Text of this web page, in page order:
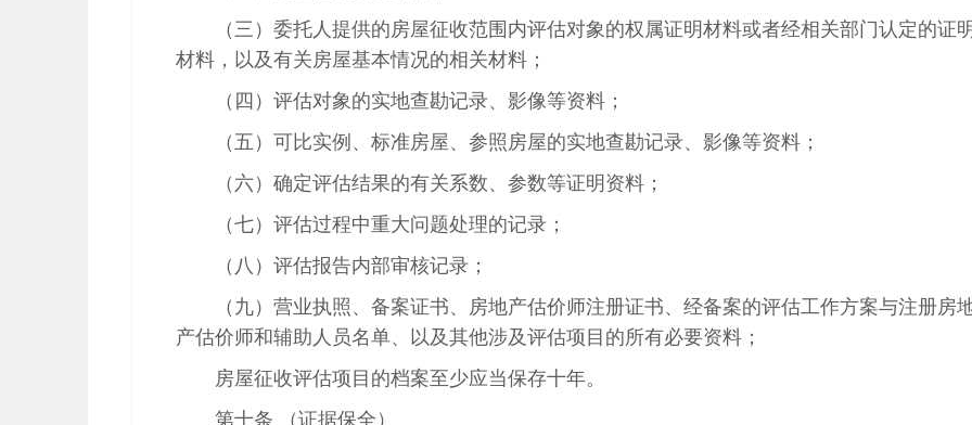
（三）委托人提供的房屋征收范围内评估对象的权属证明材料或者经相关部门认定的证明
材料，以及有关房屋基本情况的相关材料；
（四）评估对象的实地查勘记录、影像等资料；
（五）可比实例、标准房屋、参照房屋的实地查勘记录、影像等资料；
（六）确定评估结果的有关系数、参数等证明资料；
（七）评估过程中重大问题处理的记录；
（八）评估报告内部审核记录；
（九）营业执照、备案证书、房地产估价师注册证书、经备案的评估工作方案与注册房
产估价师和辅助人员名单、以及其他涉及评估项目的所有必要资料；
房屋征收评估项目的档案至少应当保存十年。
第十条 （证据保全）